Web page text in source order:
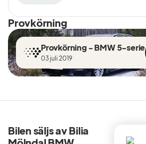
Provkörning
Provkörning - BMW 5-serie
03 juli 2019
Bilen säljs av Bilia